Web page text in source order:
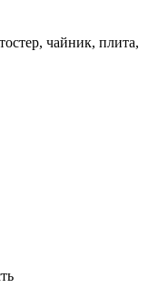
чайник, плита,